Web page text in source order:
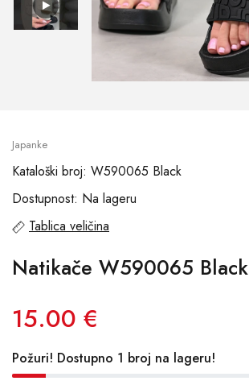
Japanke
Kataloški broj: W590065 Black
Dostupnost: Na lageru
Tablica veličina
Natikače W590065 Black
15.00 €
Požuri! Dostupno 1 broj na lageru!